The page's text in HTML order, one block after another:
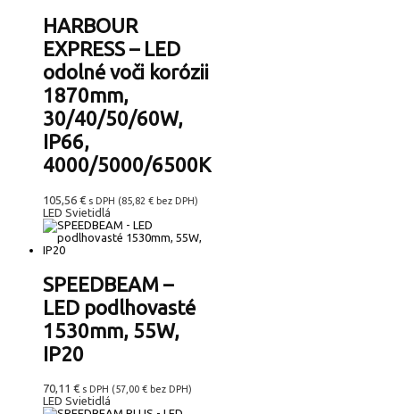
HARBOUR
EXPRESS – LED
odolné voči korózii
1870mm,
30/40/50/60W,
IP66,
4000/5000/6500K
105,56 € s DPH (85,82 € bez DPH)
LED Svietidlá
SPEEDBEAM –
LED podlhovasté
1530mm, 55W,
IP20
70,11 € s DPH (57,00 € bez DPH)
LED Svietidlá